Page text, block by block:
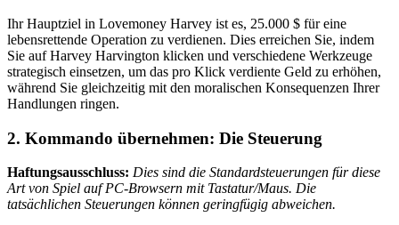
Ihr Hauptziel in Lovemoney Harvey ist es, 25.000 $ für eine
lebensrettende Operation zu verdienen. Dies erreichen Sie, indem
Sie auf Harvey Harvington klicken und verschiedene Werkzeuge
strategisch einsetzen, um das pro Klick verdiente Geld zu erhöhen,
während Sie gleichzeitig mit den moralischen Konsequenzen Ihrer
Handlungen ringen.
2. Kommando übernehmen: Die Steuerung
Haftungsausschluss: Dies sind die Standardsteuerungen für diese
Art von Spiel auf PC-Browsern mit Tastatur/Maus. Die
tatsächlichen Steuerungen können geringfügig abweichen.